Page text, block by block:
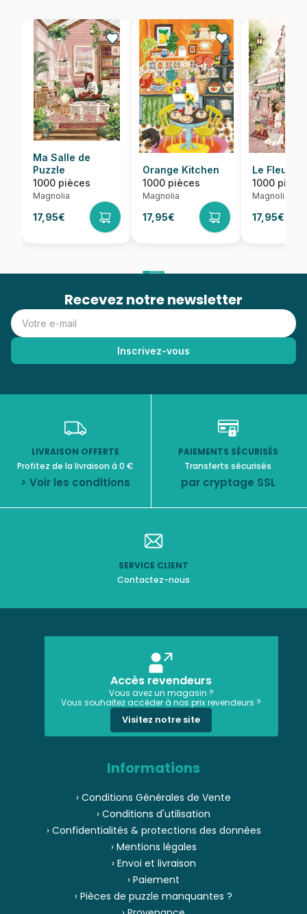
Ma Salle de
Puzzle
1000 pièces
Magnolia
17,95€
Orange Kitchen
1000 pièces
Magnolia
17,95€
Le
1000
Magnolia
17,95€
Recevez notre newsletter
LIVRAISON OFFERTE
Profitez de la livraison à 0 €
> Voir les conditions
PAIEMENTS SÉCURISÉS
Transferts sécurisés
par cryptage SSL
SERVICE CLIENT
Contactez-nous
Accès revendeurs
Vous avez un magasin ?
Vous souhaitez accéder à nos prix revendeurs ?
Visitez notre site
Informations
› Conditions Générales de Vente
› Conditions d'utilisation
› Confidentialités & protections des données
› Mentions légales
› Envoi et livraison
› Paiement
› Pièces de puzzle manquantes ?